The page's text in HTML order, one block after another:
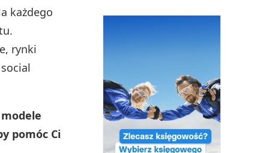
każdego
rynki
pomóc Ci